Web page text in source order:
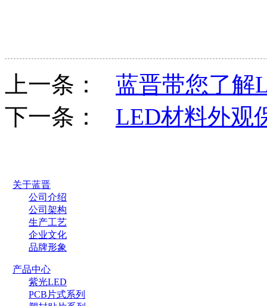
上一条： 蓝晋带您了解
下一条： LED材料外观
关于蓝晋
公司介绍
公司架构
生产工艺
企业文化
品牌形象
产品中心
紫光LED
PCB片式系列